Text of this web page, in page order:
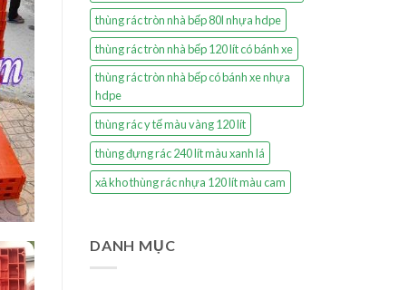
thùng rác tròn nhà bếp 80l nhựa hdpe
thùng rác tròn nhà bếp 120 lít có bánh xe
thùng rác tròn nhà bếp có bánh xe nhựa
hdpe
thùng rác y tế màu vàng 120 lít
thùng đựng rác 240 lít màu xanh lá
xả kho thùng rác nhựa 120 lít màu cam
DANH MỤC